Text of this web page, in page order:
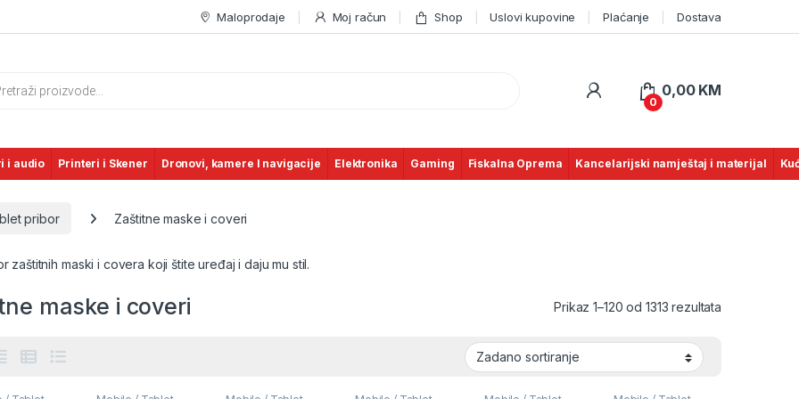
Maloprodaje Moj račun Shop Uslovi kupovine Plaćanje Dostava
search
0
0,00 KM
i audio Printeri i Skener Dronovi, kamere I navigacije Elektronika Gaming Fiskalna Oprema Kancelarijski namještaj i materijal
pribor Zaštitne maske i coveri
zaštitnih maski i covera koji štite uređaj i daju mu stil.
maske i coveri Prikaz 1–120 od 1313 rezultata